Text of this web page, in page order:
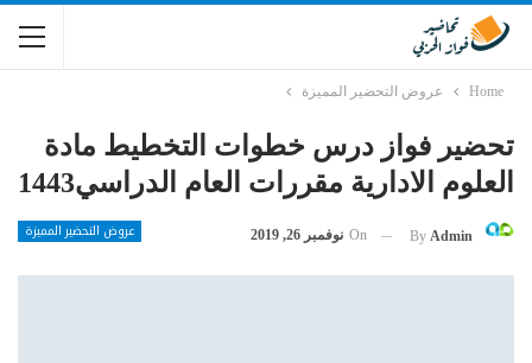
Home عروض التحضير المميزة
تحضير فواز درس خطوات التخطيط مادة
العلوم الادارية مقررات العام الدراسي1443
عروض التحضير المميزة By Admin
On نوفمبر 26, 2019